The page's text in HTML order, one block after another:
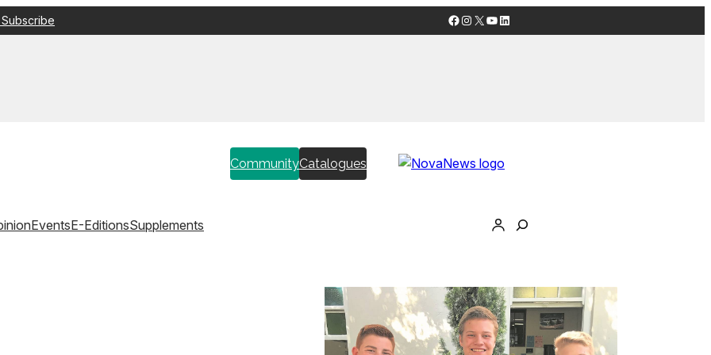
Facebook
Instagram
X YouTube
LinkedIn
CommunityCatalogues
EventsE-EditionsSupplements